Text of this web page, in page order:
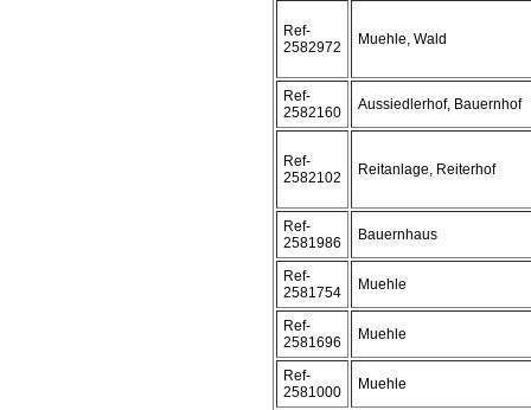
Ref-
2582972
Muehle, Wald
Ref-
2582160
Aussiedlerhof, Bauernhof
Ref-
2582102
Reitanlage, Reiterhof
Ref-
2581986
Bauernhaus
Ref-
2581754
Muehle
Ref-
2581696
Muehle
Ref-
2581000
Muehle